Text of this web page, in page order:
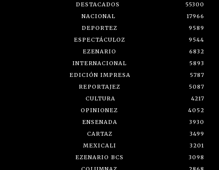
DESTACADOS
55300
NACIONAL
17966
DEPORTEZ
9589
ESPECTÁCULOZ
9544
EZENARIO
6832
INTERNACIONAL
5893
EDICIÓN IMPRESA
5787
REPORTAJEZ
5087
CULTURA
4217
OPINIONEZ
4052
ENSENADA
3930
CARTAZ
3499
MEXICALI
3201
EZENARIO BCS
3098